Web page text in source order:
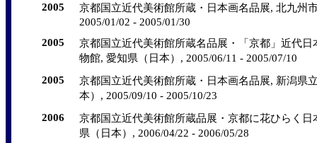
2005
京都国立近代美術館所蔵・日本画名品展, 北九州
2005/01/02 - 2005/01/30
2005
京都国立近代美術館所蔵名品展・「京都」近代
物館, 愛知県（日本）, 2005/06/11 - 2005/07/10
2005
京都国立近代美術館所蔵・日本画名品展, 新潟県
本）, 2005/09/10 - 2005/10/23
2006
京都国立近代美術館所蔵品展・京都に花ひらく
県（日本）, 2006/04/22 - 2006/05/28